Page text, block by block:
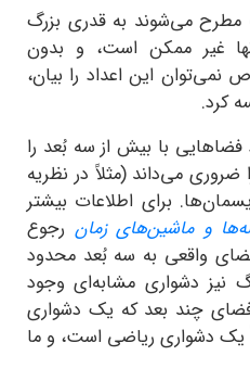
مطرح می‌شوند به قدری بزرگ
غیر ممکن است، و بدون
نمی‌توان این اعداد را بیان،
کرد.
با بیش از سه بُعد را
ضروری می‌داند (مثلاً در نظریه
برای اطلاعات بیشتر
و ماشین‌های زمان رجوع
ی واقعی به سه بُعد محدود
نیز دشواری مشابه‌ای وجود
چند بعد که یک دشواری
دشواری ریاضی است، و ما